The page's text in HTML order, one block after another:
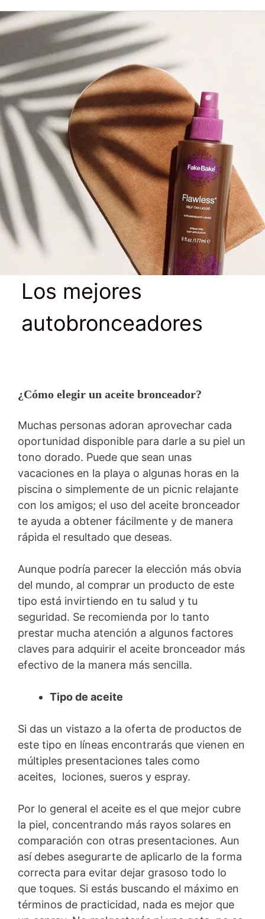
Los mejores
autobronceadores
¿Cómo elegir un aceite bronceador?
Muchas personas adoran aprovechar cada
oportunidad disponible para darle a su piel un
tono dorado. Puede que sean unas
vacaciones en la playa o algunas horas en la
piscina o simplemente de un picnic relajante
con los amigos; el uso del aceite bronceador
te ayuda a obtener fácilmente y de manera
rápida el resultado que deseas.
Aunque podría parecer la elección más obvia
del mundo, al comprar un producto de este
tipo está invirtiendo en tu salud y tu
seguridad. Se recomienda por lo tanto
prestar mucha atención a algunos factores
claves para adquirir el aceite bronceador más
efectivo de la manera más sencilla.
Tipo de aceite
Si das un vistazo a la oferta de productos de
este tipo en líneas encontrarás que vienen en
múltiples presentaciones tales como
aceites, lociones, sueros y espray.
Por lo general el aceite es el que mejor cubre
la piel, concentrando más rayos solares en
comparación con otras presentaciones. Aun
así debes asegurarte de aplicarlo de la forma
correcta para evitar dejar grasoso todo lo
que toques. Si estás buscando el máximo en
términos de practicidad, nada es mejor que